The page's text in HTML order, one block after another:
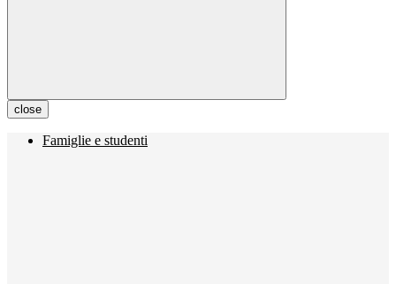
close
Famiglie e studenti